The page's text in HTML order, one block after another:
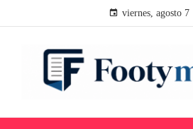
viernes, agosto 7